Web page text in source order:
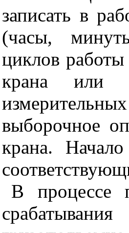
записать в
(часы,
циклов
крана или
выборочное
крана.
В процессе